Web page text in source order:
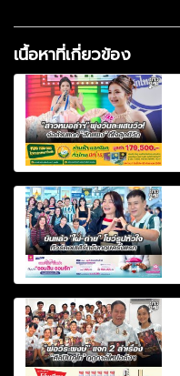
เนื้อหาที่เกี่ยวข้อง